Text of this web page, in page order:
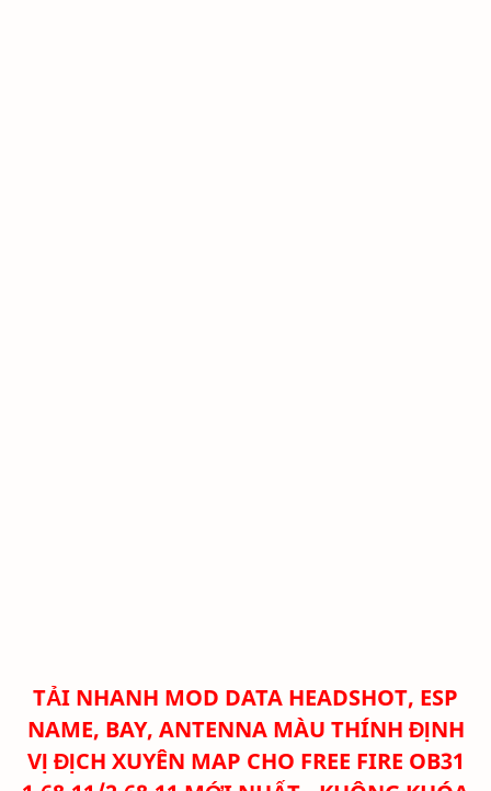
TẢI NHANH MOD DATA HEADSHOT, ESP
NAME, BAY, ANTENNA MÀU THÍNH ĐỊNH
VỊ ĐỊCH XUYÊN MAP CHO FREE FIRE OB31